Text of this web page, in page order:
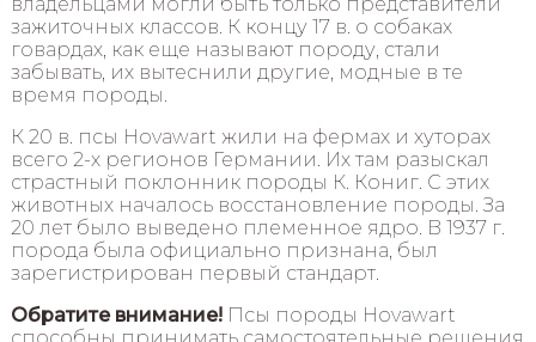
владельцами могли быть только представители
зажиточных классов. К концу 17 в. о собаках
говардах, как еще называют породу, стали
забывать, их вытеснили другие, модные в те
время породы.
К 20 в. псы Hovawart жили на фермах и хуторах
всего 2-х регионов Германии. Их там разыскал
страстный поклонник породы К. Кониг. С этих
животных началось восстановление породы. За
20 лет было выведено племенное ядро. В 1937 г.
порода была официально признана, был
зарегистрирован первый стандарт.
Обратите внимание!Псы породы Hovawart